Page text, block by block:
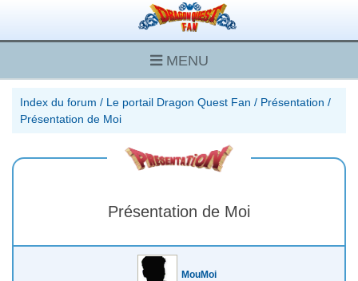
MENU
Index du forum / Le portail Dragon Quest Fan / Présentation /
Présentation de Moi
Présentation de Moi
MouMoi